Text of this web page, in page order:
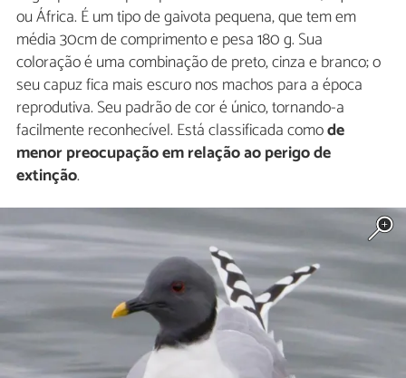
ou África. É um tipo de gaivota pequena, que tem em
média 30cm de comprimento e pesa 180 g. Sua
coloração é uma combinação de preto, cinza e branco; o
seu capuz fica mais escuro nos machos para a época
reprodutiva. Seu padrão de cor é único, tornando-a
facilmente reconhecível. Está classificada comode
menor preocupação em relação ao perigo de
extinção.